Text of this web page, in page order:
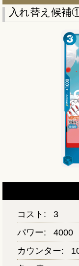
入れ替え候補
コスト:
3
パワー:
4000
カウンター: